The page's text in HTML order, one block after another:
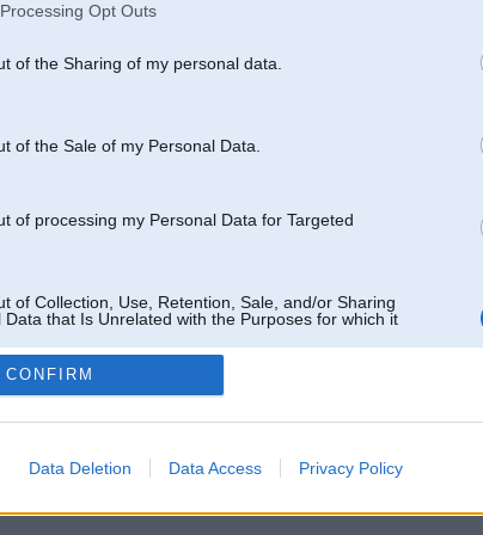
Opt Outs
of the Sharing of my personal data.
of the Sale of my Personal Data.
of processing my Personal Data for Targeted
of Collection, Use, Retention, Sale, and/or Sharing
Data that Is Unrelated with the Purposes for which it
CONFIRM
Data Deletion Data Access Privacy Policy
ar